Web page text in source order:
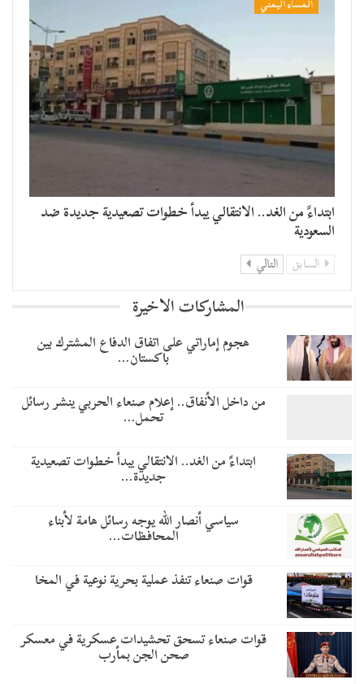
المساء اليمني
​ابتداءً من الغد.. الانتقالي يبدأ خطوات تصعيدية جديدة ضد
السعودية
السابق التالي
المشاركات الاخيرة
هجوم إماراتي على اتفاق الدفاع المشترك بين
باكستان…
من داخل الأنفاق.. إعلام صنعاء الحربي ينشر رسائل
تحمل…
​ابتداءً من الغد.. الانتقالي يبدأ خطوات تصعيدية
جديدة…
سياسي أنصار الله يوجه رسائل هامة لأبناء
المحافظات…
قوات صنعاء تنفذ عملية بحرية نوعية في المخا
قوات صنعاء تسحق تحشيدات عسكرية في معسكر
صحن الجن بمأرب